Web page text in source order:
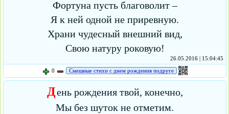
Фортуна пусть благоволит –
Я к ней одной не приревную.
Храни чудесный внешний вид,
Свою натуру роковую!
26.05.2016 | 15:04:45
0
Смешные стихи с днем рождения подруге
День рождения твой, конечно,
Мы без шуток не отметим.